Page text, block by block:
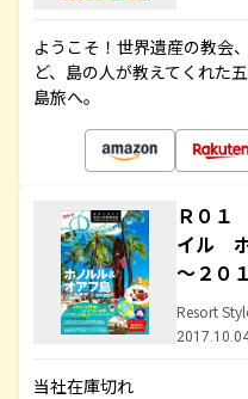
ようこそ！世界遺産の教会
ど、島の人が教えてくれた
島旅へ。
Ｒ０１
イル
～２０
Resort
当社在庫切れ